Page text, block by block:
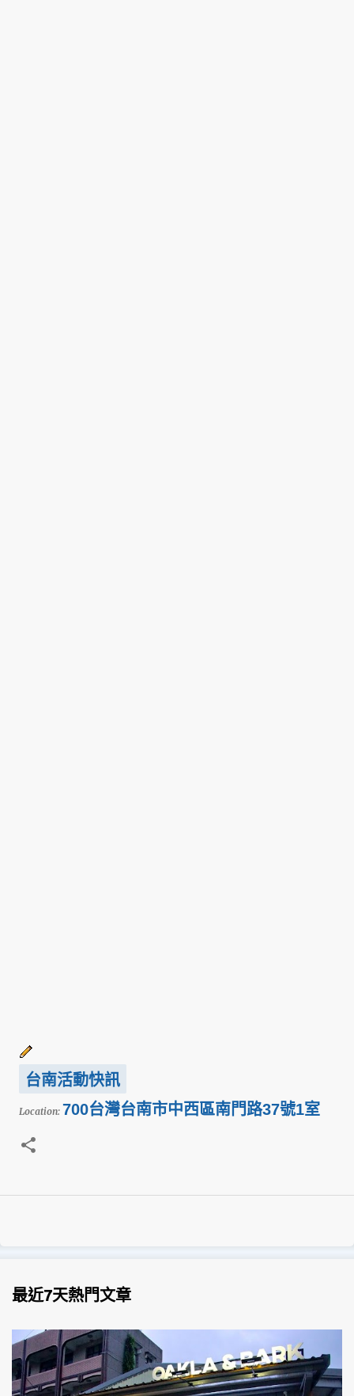
台南活動快訊
Location: 700台灣台南市中西區南門路37號1室
最近7天熱門文章